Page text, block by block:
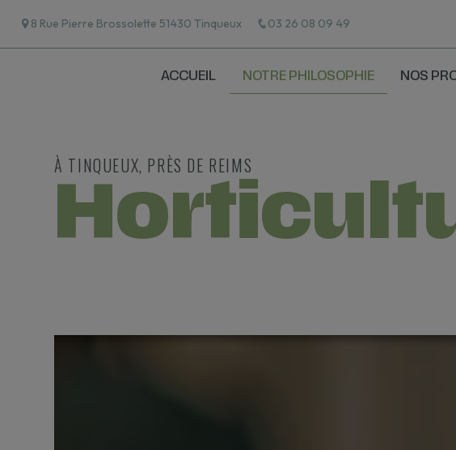
8 Rue Pierre Brossolette 51430 Tinqueux 03 26 08 09 49
ACCUEIL NOTRE PHILOSOPHIE NOS
À TINQUEUX, PRÈS DE REIMS